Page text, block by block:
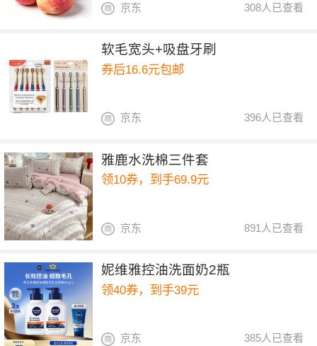
308人已查看
京东
软毛宽头+吸盘牙刷
券后16.6元包邮
396人已查看
京东
雅鹿水洗棉三件套
领10券，到手69.9元
891人已查看
京东
妮维雅控油洗面奶2瓶
领40券，到手39元
385人已查看
京东